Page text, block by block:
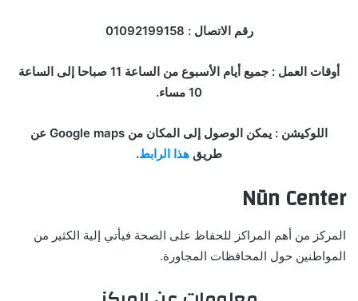
رقم الاتصال : 01092199158
أوقات العمل : جميع أيام الأسبوع من الساعة 11 صباحا إلى الساعة
10 مساء.
اللوكيشن : يمكن الوصول إلى المكان من Google maps عن
طريق هذا الرابط.
Nūn Center
المركز من أهم المراكز للحفاظ على الصحة فيأتي إلية الكثير من
المواطنين حول المحافظات المجاورة.